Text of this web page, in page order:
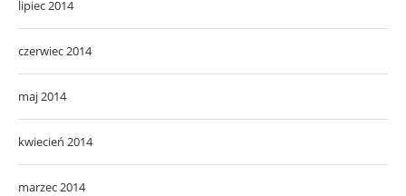
lipiec 2014
czerwiec 2014
maj 2014
kwiecień 2014
marzec 2014